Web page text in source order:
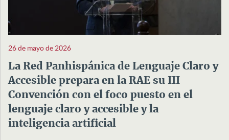
26 de mayo de 2026
La Red Panhispánica de Lenguaje Claro y
Accesible prepara en la RAE su III
Convención con el foco puesto en el
lenguaje claro y accesible y la
inteligencia artificial